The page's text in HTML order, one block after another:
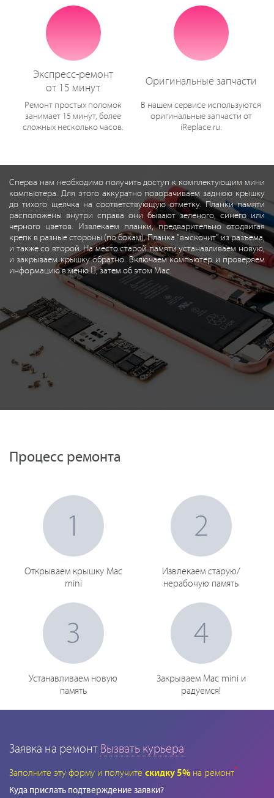
Экспресс-ремонт
от 15 минут
Ремонт простых поломок
занимает 15 минут, более
сложных несколько часов.
Оригинальные запчасти
В нашем сервисе используются
оригинальные запчасти от
iReplace.ru.
Сперва нам необходимо получить доступ к комплектующим мини
компьютера. Для этого аккуратно поворачиваем заднюю крышку
до тихого щелчка на соответствующую отметку. Планки памяти
расположены внутри справа они бывают зеленого, синего или
черного цветов. Извлекаем планки, предварительно отодвигая
крепк в разные стороны (по бокам). Планка "выскочит" из разъема,
и также со второй. На место старой памяти устанавливаем новую,
и закрываем крышку обратно. Включаем компьютер и проверяем
информацию в меню , затем об этом Mac.
Процесс ремонта
1
Открываем крышку Mac
mini
2
Извлекаем старую/
нерабочую память
3
Устанавливаем новую
память
4
Закрываем Mac mini и
радуемся!
Заявка на ремонт Вызвать курьера
Заполните эту форму и получите скидку 5% на ремонт*
Куда прислать подтверждение заявки?